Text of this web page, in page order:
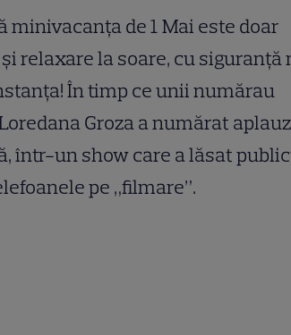
minivacanța de 1 Mai este doar
relaxare la soare, cu siguranță
În timp ce unii numărau
Groza a numărat
într-un show care a lăsat
pe „filmare”.